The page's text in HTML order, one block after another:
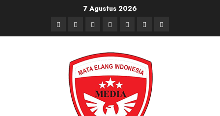
7 Agustus 2026
BerandaNasionalDaerahHukum
dan
Kriminal
Pendidikan
Box
Redaksi
Iklan